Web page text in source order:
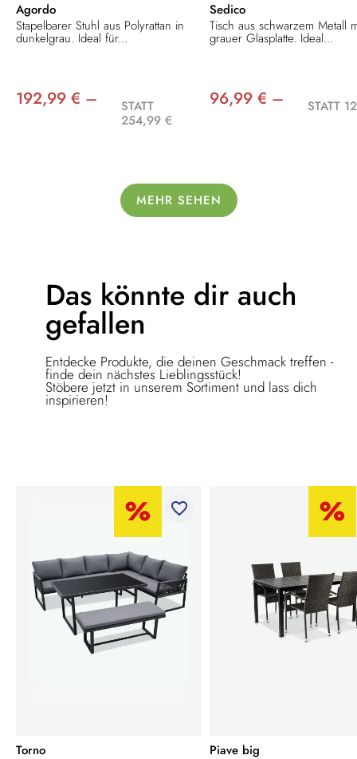
Agordo
Stapelbarer Stuhl aus Polyrattan in
dunkelgrau. Ideal für...
192,99 € –
STATT
254,99 €
Sedico
Tisch aus schwarzem Metall
grauer Glasplatte. Ideal...
96,99 € – STATT
MEHR SEHEN
Das könnte dir auch
gefallen
Entdecke Produkte, die deinen Geschmack treffen -
finde dein nächstes Lieblingsstück!
Stöbere jetzt in unserem Sortiment und lass dich
inspirieren!
favorite_border
Torno
Piave big